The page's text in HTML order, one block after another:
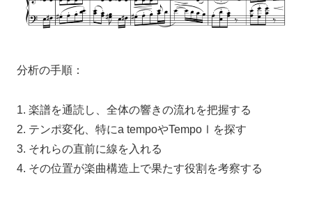
分析の手順：
1. 楽譜を通読し、全体の響きの流れを把握する
2. テンポ変化、特にa tempoやTempoⅠを探す
3. それらの直前に線を入れる
4. その位置が楽曲構造上で果たす役割を考察する